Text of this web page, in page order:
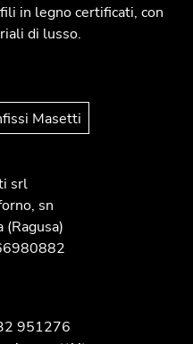
in legno certificati, con
di lusso.
Masetti
srl
sn
(Ragusa)
951276